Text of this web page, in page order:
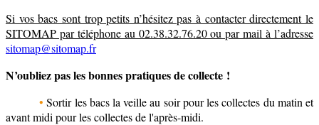
Si vos bacs sont trop petits n’hésitez pas à contacter directement le
SITOMAP par téléphone au 02.38.32.76.20 ou par mail à l’adresse
sitomap@sitomap.fr
N’oubliez pas les bonnes pratiques de collecte !
•Sortir les bacs la veille au soir pour les collectes du matin et
avant midi pour les collectes de l'après-midi.